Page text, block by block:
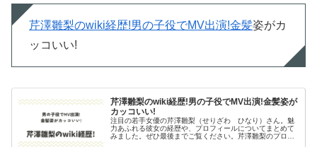
芹澤雛梨のwiki経歴!男の子役でMV出演!金髪姿がカ
ッコいい!
芹澤雛梨のwiki経歴!男の子役でMV出演!金髪姿が
カッコいい!
注目の若手女優の芹澤雛梨（せりざわ ひなり）さん。魅
力あふれる彼女の経歴や、プロフィールについてまとめて
みました。ぜひ最後までご覧ください。芹澤雛梨のプロフ